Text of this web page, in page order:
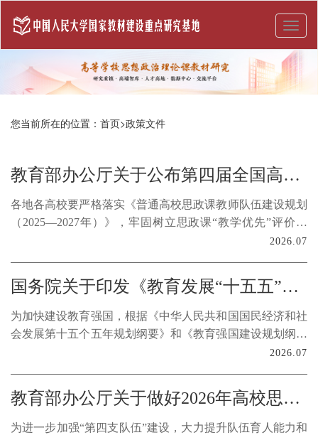
您当前所在的位置： 首页>政策文件
教育部办公厅关于公布第四届全国高校思政课教学展示活动评审结果的通知
各地各高校要严格落实《普通高校思政课教师队伍建设规划
（2025—2027年）》，牢固树立思政课“教学优先”评价导
向，将活动成绩纳入专职教师晋升专业技术职务等关键业绩
课、学生乐学善思的良好育人生态。
2026.07
国务院关于印发《教育发展“十五五”规划》的通知
为加快建设教育强国，根据《中华人民共和国国民经济和社
会发展第十五个五年规划纲要》和《教育强国建设规划纲要
2026.07
教育部办公厅关于做好2026年高校思想政治工作骨干在职攻读博士学位专项计划工作的通知
为进一步加强“第四支队伍”建设，大力提升队伍育人能力和